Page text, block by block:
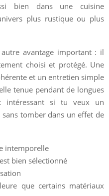
bien dans une cuisine
plus rustique ou plus
avantage important : il
choisi et protégé. Une
et un entretien simple
tenue pendant de longues
intéressant si tu veux un
tomber dans un effet de
intemporelle
bien sélectionné
que certains matériaux